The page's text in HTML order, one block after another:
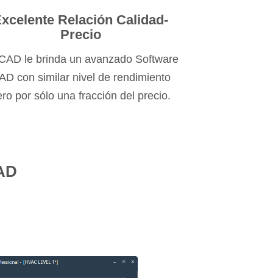
Relación Calidad-
Precio
le brinda un avanzado Software
con similar nivel de rendimiento
por sólo una fracción del precio.